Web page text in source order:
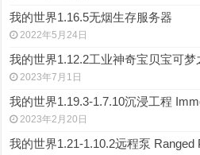
我的世界1.16.5无烟生存服务器
2022年5月24日
我的世界1.12.2工业神奇宝贝宝可梦
2023年7月1日
我的世界1.19.3-1.7.10沉浸工程
2023年2月20日
我的世界1.21-1.10.2远程泵 Ranged